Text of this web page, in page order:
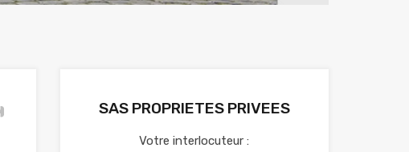
SAS PROPRIETES PRIVEES
Votre interlocuteur :